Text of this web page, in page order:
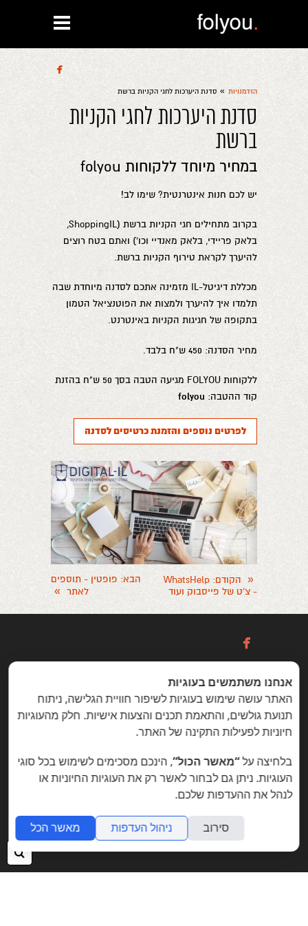

הזדמנויות » סדנת היערכות לחגי הקניות ברשת
סדנת היערכות לחגי הקניות
ברשת
במחיר מיוחד ללקוחות folyou
יש לכם חנות אינטרנטית? שימו לב!
בקרוב מתחילים חגי הקניות ברשת (ShoppingIL,
בלאק פריידי, בלאק מאנדיי וכו') ואתם בטח רוצים
להיערך לקראת טירוף הקניות ברשת.
מכללת דיגיטל-IL מזמינה אתכם לסדנה מיוחדת שבה
תלמדו איך להיערך ולמצות את הפוטנציאל הטמון
בתקופה של חגיגות הקניות באינטרנט.
מחיר הסדנה: 450 ש"ח בלבד.
ללקוחות FOLYOU מגיעה הטבה בסך 50 ש"ח בהזנת
קוד ההטבה: folyou
לפרטים נוספים והזמנת כרטיסים לסדנה
« הקודם : WhatsHelp
- צ'ט של פייסבוק ועוד
הבא: פופטין - תוספים
לאתר »

כניסה / הרשמה
הזדמנויות מיוחדות ללקוחות folyou
בניית אתרים © פוליו folyou - מערכת לבניית אתרים
צרו איתנו קשר הצהרת נגישות משרות
לעסק אתרי תדמית שאלות נפוצות
תוכנית שותפים
אפיליאייטס אתר דו לשוני
חנות וירטואלית
אנחנו משתמשים בעוגיות
האתר עושה שימוש בעוגיות לשיפור חוויית הגלישה, ניתוח
תנועת גולשים, והתאמת תכנים והצעות אישיות. חלק מהעוגיות
חיוניות לפעילות התקינה של האתר.
בלחיצה על“מאשר הכול”, הינכם מסכימים לשימוש בכל סוגי
העוגיות. ניתן גם לבחור לאשר רק את העוגיות החיוניות או
לנהל את ההעדפות שלכם.
סירוב ניהול העדפות מאשר הכל